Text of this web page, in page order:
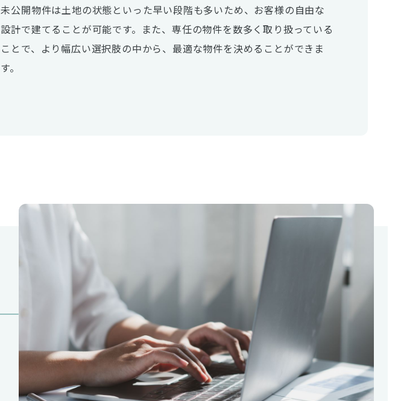
未公開物件は土地の状態といった早い段階も多いため、お客様の自由な
設計で建てることが可能です。また、専任の物件を数多く取り扱っている
ことで、より幅広い選択肢の中から、最適な物件を決めることができま
す。